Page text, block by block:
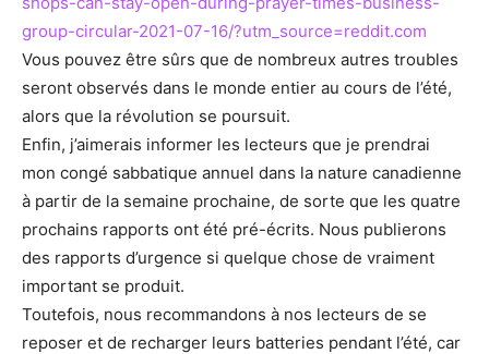
group-circular-2021-07-16/?utm_source=reddit.com
Vous pouvez être sûrs que de nombreux autres troubles
seront observés dans le monde entier au cours de l’été,
alors que la révolution se poursuit.
Enfin, j’aimerais informer les lecteurs que je prendrai
mon congé sabbatique annuel dans la nature canadienne
à partir de la semaine prochaine, de sorte que les quatre
prochains rapports ont été pré-écrits. Nous publierons
des rapports d’urgence si quelque chose de vraiment
important se produit.
Toutefois, nous recommandons à nos lecteurs de se
reposer et de recharger leurs batteries pendant l’été, car